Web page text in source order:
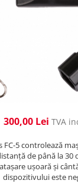
300,00 Lei TVA
5 controlează
de până la 30
ușoară și
dispozitivului este